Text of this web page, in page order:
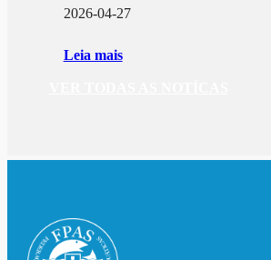
2026-04-27
Leia mais